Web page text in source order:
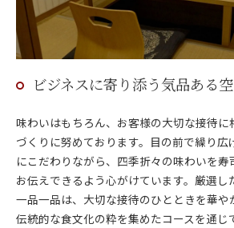
ビジネスに寄り添う気品ある
味わいはもちろん、お客様の大切な接待に
づくりに努めております。目の前で繰り広
にこだわりながら、四季折々の味わいを寿
お伝えできるよう心がけています。厳選し
一品一品は、大切な接待のひとときを華や
伝統的な食文化の粋を集めたコースを通じ